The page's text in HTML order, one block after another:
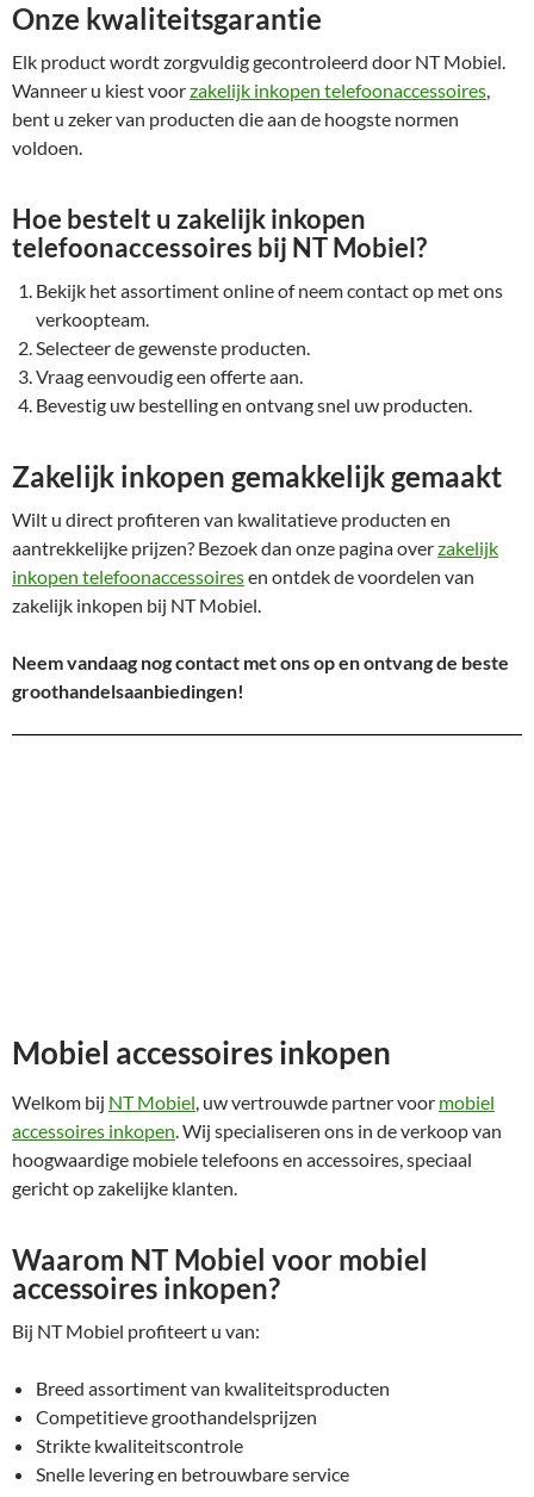
Onze kwaliteitsgarantie
Elk product wordt zorgvuldig gecontroleerd door NT Mobiel.
Wanneer u kiest voorzakelijk inkopen telefoonaccessoires,
bent u zeker van producten die aan de hoogste normen
voldoen.
Hoe bestelt u zakelijk inkopen
telefoonaccessoires bij NT Mobiel?
Bekijk het assortiment online of neem contact op met ons
verkoopteam.
Selecteer de gewenste producten.
Vraag eenvoudig een offerte aan.
Bevestig uw bestelling en ontvang snel uw producten.
Zakelijk inkopen gemakkelijk gemaakt
Wilt u direct profiteren van kwalitatieve producten en
aantrekkelijke prijzen? Bezoek dan onze pagina overzakelijk
inkopen telefoonaccessoiresen ontdek de voordelen van
zakelijk inkopen bij NT Mobiel.
Neem vandaag nog contact met ons op en ontvang de beste
groothandelsaanbiedingen!
Mobiel accessoires inkopen
Welkom bij NT Mobiel, uw vertrouwde partner voor mobiel
accessoires inkopen. Wij specialiseren ons in de verkoop van
hoogwaardige mobiele telefoons en accessoires, speciaal
gericht op zakelijke klanten.
Waarom NT Mobiel voor mobiel
accessoires inkopen?
Bij NT Mobiel profiteert u van:
Breed assortiment van kwaliteitsproducten
Competitieve groothandelsprijzen
Strikte kwaliteitscontrole
Snelle levering en betrouwbare service